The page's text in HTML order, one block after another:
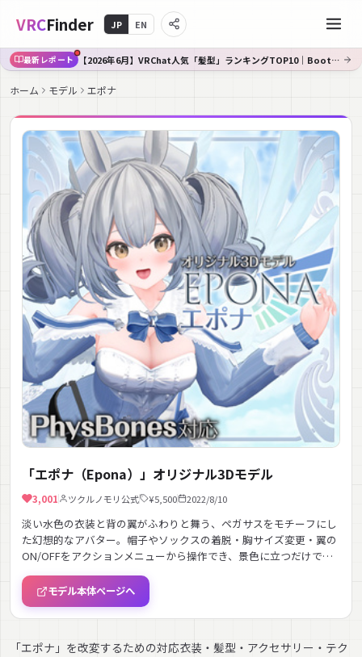
VRCFinder JP EN
最新レポート 【2026年6月】VRChat人気「髪型」ランキングTOP10｜Booth傾向分析
ホーム モデル エポナ
「エポナ（Epona）」オリジナル3Dモデル
3,001 ツクルノモリ公式 ¥5,500 2022/8/10
淡い水色の衣装と背の翼がふわりと舞う、ペガサスをモチーフにし
た幻想的なアバター。帽子やソックスの着脱・胸サイズ変更・翼の
ON/OFFをアクションメニューから操作でき、景色に立つだけで画
になる撮影映えの一体。
モデル本体ページへ
「エポナ」を改変するための対応衣装・髪型・アクセサリー・テク